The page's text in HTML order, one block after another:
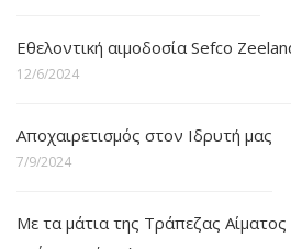
Εθελοντική αιμοδοσία Sefco
12/6/2024
Αποχαιρετισμός στον Ιδρυτή μας
7/9/2024
Με τα μάτια της Τράπεζας